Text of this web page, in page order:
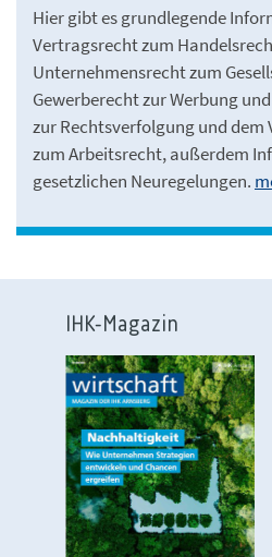
Hier gibt es grundlegende
Vertragsrecht zum
Unternehmensrecht zum
Gewerberecht zur Werbung
zur Rechtsverfolgung und dem
zum Arbeitsrecht, außerdem
gesetzlichen Neuregelungen.
IHK-Magazin